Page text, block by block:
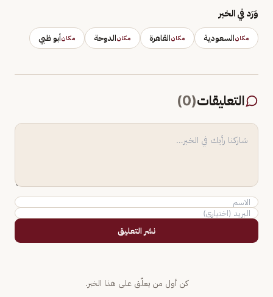
وَرَد في الخبر
مكانالسعودية مكانالقاهرة مكانالدوحة مكانأبو ظبي
التعليقات(
0
)
نشر التعليق
كن أول من يعلّق على هذا الخبر.